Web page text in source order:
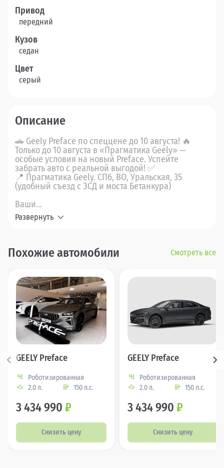
Привод
передний
Кузов
седан
Цвет
серый
Описание
🚗 Geely Preface по спеццене до 10 августа! 🔥
Только до 10 августа в «Прагматика Geely» —
особые условия на новый Preface. Успейте
забрать авто с реальной выгодой! ✅
📍 Прагматика Geely. СПб, ВО, Уральская, 35
(удобный съезд с ЗСД и моста Бетанкура)
Ваши...
Развернуть
Похожие автомобили Смотреть все
GEELY Preface
Роботизированная
2.0 л.
150 л.с.
3 434 990 ₽
Снизить цену
GEELY Preface
Роботизированная
2.0 л.
150 л.с.
3 434 990 ₽
Снизить цену